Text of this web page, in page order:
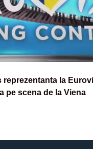
reprezentanta la
pe scena de la Viena